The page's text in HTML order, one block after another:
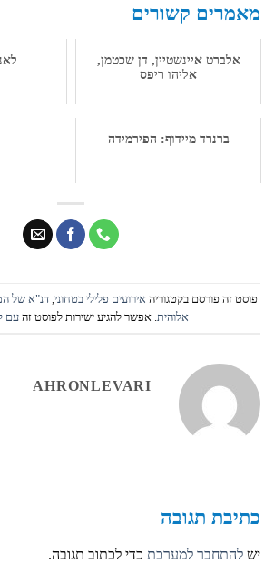
מאמרים קשורים
אלברט איינשטיין, דן שכטמן,
אליהו ריפס
ברנרד מיידוף: הפירמידה
פוסט זה פורסם בקטגוריהאירועים פלילי בטחוני ,דנ"א של
אלוהית . אפשר להגיע ישירות לפוסט זה עם
AHRONLEVARI
כתיבת תגובה
יש להתחבר למערכת כדי לכתוב תגובה.